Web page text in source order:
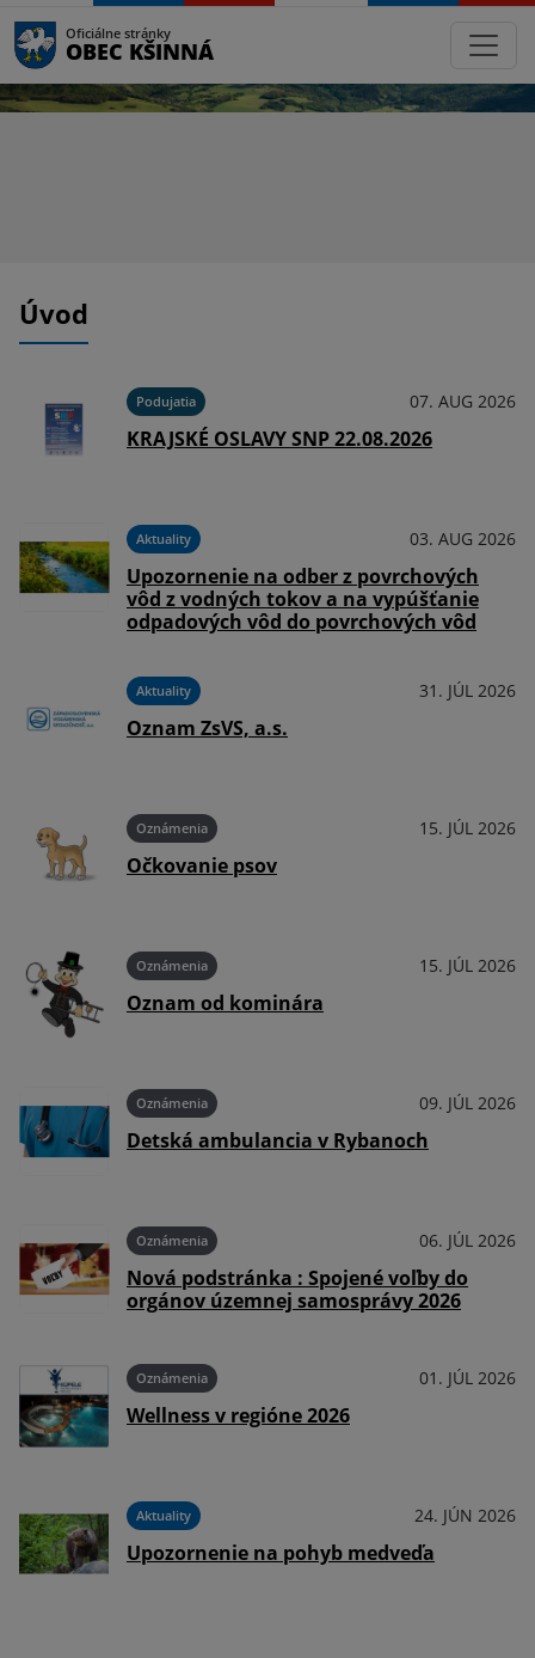
Oficiálne stránky
OBEC KŠINNÁ
Úvod
Podujatia 07. AUG 2026
KRAJSKÉ OSLAVY SNP 22.08.2026
Aktuality 03. AUG 2026
Upozornenie na odber z povrchových
vôd z vodných tokov a na vypúšťanie
odpadových vôd do povrchových vôd
Aktuality 31. JÚL 2026
Oznam ZsVS, a.s.
Oznámenia 15. JÚL 2026
Očkovanie psov
Oznámenia 15. JÚL 2026
Oznam od kominára
Oznámenia 09. JÚL 2026
Detská ambulancia v Rybanoch
Oznámenia 06. JÚL 2026
Nová podstránka : Spojené voľby do
orgánov územnej samosprávy 2026
Oznámenia 01. JÚL 2026
Wellness v regióne 2026
Aktuality 24. JÚN 2026
Upozornenie na pohyb medveďa